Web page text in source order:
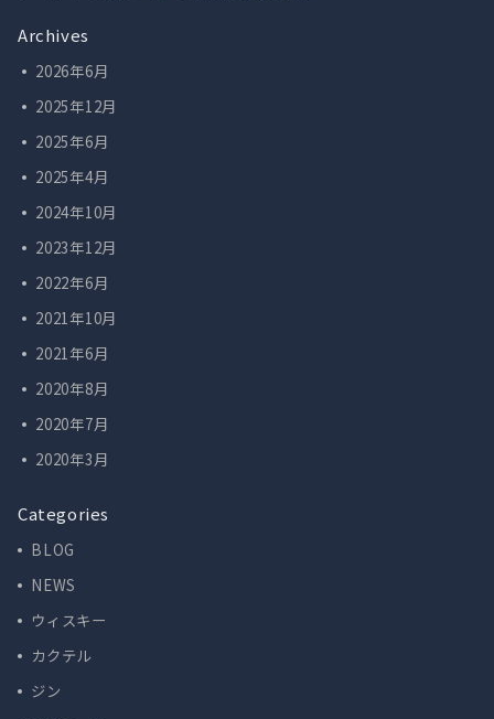
Archives
2026年6月
2025年12月
2025年6月
2025年4月
2024年10月
2023年12月
2022年6月
2021年10月
2021年6月
2020年8月
2020年7月
2020年3月
Categories
BLOG
NEWS
ウィスキー
カクテル
ジン